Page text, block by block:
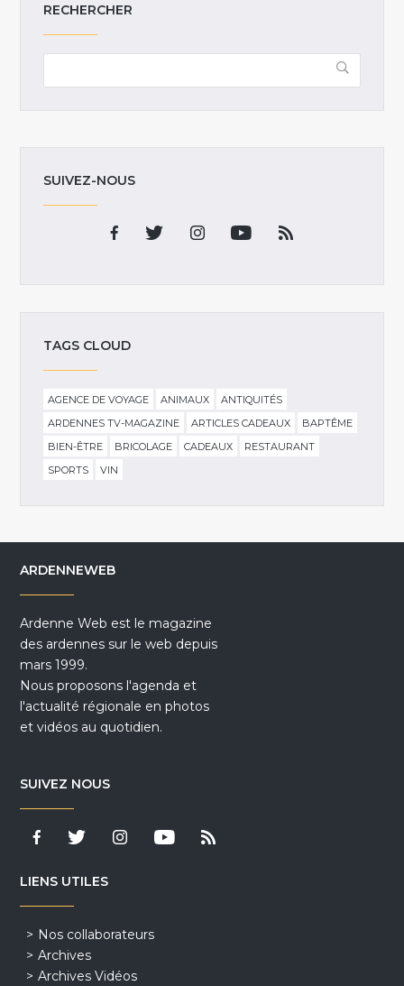
RECHERCHER
SUIVEZ-NOUS
TAGS CLOUD
AGENCE DE VOYAGE ANIMAUX
ANTIQUITÉS
ARDENNES TV-MAGAZINE
ARTICLES CADEAUX
BAPTÊME
BIEN-ÊTRE
BRICOLAGE CADEAUX
RESTAURANT
SPORTS
VIN
ARDENNEWEB
Ardenne Web est le magazine
des ardennes sur le web depuis
mars 1999.
Nous proposons l'agenda et
l'actualité régionale en photos
et vidéos au quotidien.
SUIVEZ NOUS
LIENS UTILES
Nos collaborateurs
Archives
Archives Vidéos